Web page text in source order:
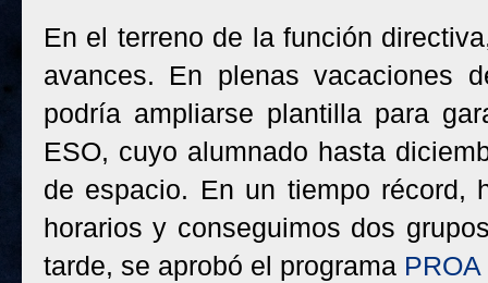
En el terreno de la función
avances. En plenas vacaciones
podría ampliarse plantilla para
ESO, cuyo alumnado hasta
de espacio. En un tiempo récord,
horarios y conseguimos dos
tarde, se aprobó el programa PROA